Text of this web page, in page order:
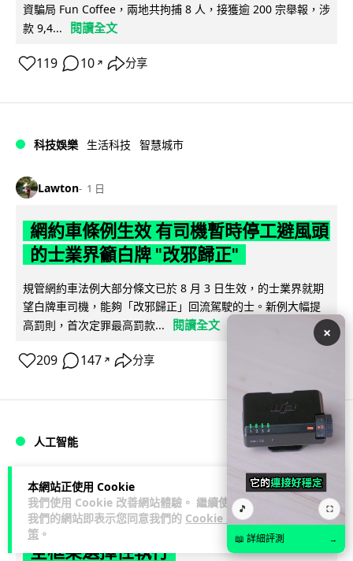
本網站正使用 Cookie
我們使用 Cookie 改善網站體驗。 繼續使用
我們的網站即表示您同意我們的 Cookie 政
策 。
資騙局 Fun Coffee，兩地共拘捕 8 人，接獲逾 200 宗舉報，涉
款 9,4...
閱讀全文
119 10 ↗ 分享
科技娛樂 生活科技 智慧城市
Lawton 1 日
網約車條例生效 有司機暫時停工避風頭
的士業界籲白牌 "改邪歸正"
規管網約車法例大部分條文已於 8 月 3 日生效，的士業界就期
望白牌車司機，能夠「改邪歸正」回流駕駛的士。新例大幅提
高罰則，首次定罪最高罰款...
閱讀全文
209 147 ↗ 分享
人工智能
Lawton 1 日
白宮拒測中國開放 AI 模型 業界質疑安
全框架選擇性執行
×
🎵 ⛶
📖 詳細評測 →